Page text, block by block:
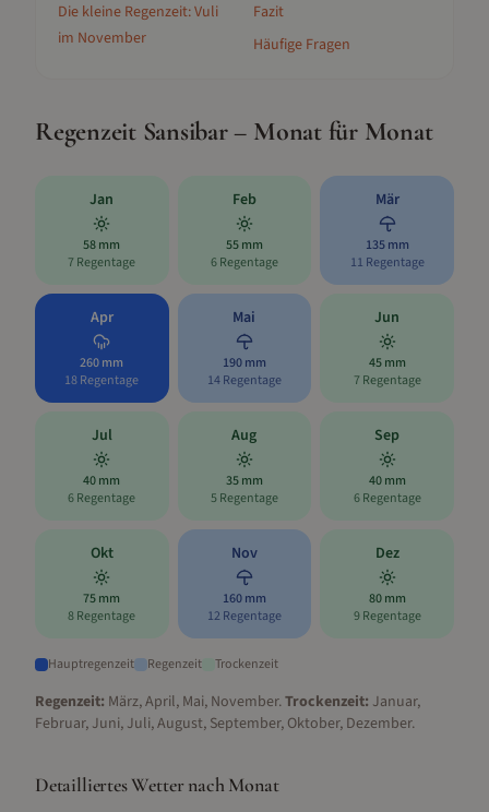
Die kleine Regenzeit: Vuli
im November
Fazit
Häufige Fragen
Regenzeit Sansibar– Monat für Monat
Jan
58mm
7Regentage
Feb
55mm
6Regentage
Mär
135mm
11 Regentage
Apr
260mm
18Regentage
Mai
190mm
14Regentage
Jun
45mm
7Regentage
Jul
40mm
6Regentage
Aug
35mm
5Regentage
Sep
40mm
6Regentage
Okt
75mm
8Regentage
Nov
160mm
12Regentage
Dez
80mm
9Regentage
Hauptregenzeit Regenzeit Trockenzeit
Regenzeit: März, April, Mai, November.Trockenzeit: Januar,
Februar, Juni, Juli, August, September, Oktober, Dezember.
Detailliertes Wetter nach Monat